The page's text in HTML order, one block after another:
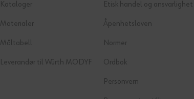
Kataloger
Materialer
Måltabell
Leverandør til Würth MODYF
Etisk handel og ansvarlighet
Åpenhetsloven
Normer
Ordbok
Personvern